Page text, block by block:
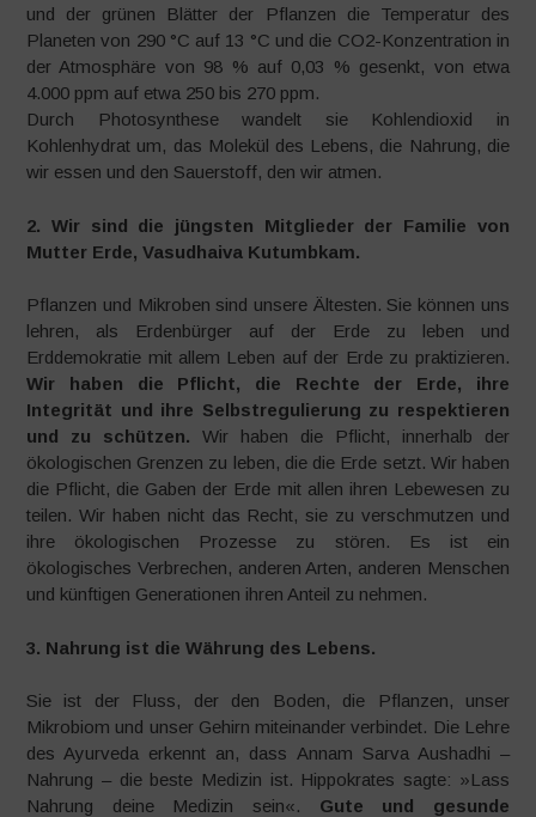
und der grünen Blätter der Pflanzen die Temperatur des
Planeten von 290 °C auf 13 °C und die CO2-Konzentration in
der Atmosphäre von 98 % auf 0,03 % gesenkt, von etwa
4.000 ppm auf etwa 250 bis 270 ppm.
Durch Photosynthese wandelt sie Kohlendioxid in
Kohlenhydrat um, das Molekül des Lebens, die Nahrung, die
wir essen und den Sauerstoff, den wir atmen.
2. Wir sind die jüngsten Mitglieder der Familie von
Mutter Erde, Vasudhaiva Kutumbkam.
Pflanzen und Mikroben sind unsere Ältesten. Sie können uns
lehren, als Erdenbürger auf der Erde zu leben und
Erddemokratie mit allem Leben auf der Erde zu praktizieren.
Wir haben die Pflicht, die Rechte der Erde, ihre
Integrität und ihre Selbstregulierung zu respektieren
und zu schützen. Wir haben die Pflicht, innerhalb der
ökologischen Grenzen zu leben, die die Erde setzt. Wir haben
die Pflicht, die Gaben der Erde mit allen ihren Lebewesen zu
teilen. Wir haben nicht das Recht, sie zu verschmutzen und
ihre ökologischen Prozesse zu stören. Es ist ein
ökologisches Verbrechen, anderen Arten, anderen Menschen
und künftigen Generationen ihren Anteil zu nehmen.
3. Nahrung ist die Währung des Lebens.
Sie ist der Fluss, der den Boden, die Pflanzen, unser
Mikrobiom und unser Gehirn miteinander verbindet. Die Lehre
des Ayurveda erkennt an, dass Annam Sarva Aushadhi –
Nahrung – die beste Medizin ist. Hippokrates sagte: »Lass
Nahrung deine Medizin sein«. Gute und gesunde